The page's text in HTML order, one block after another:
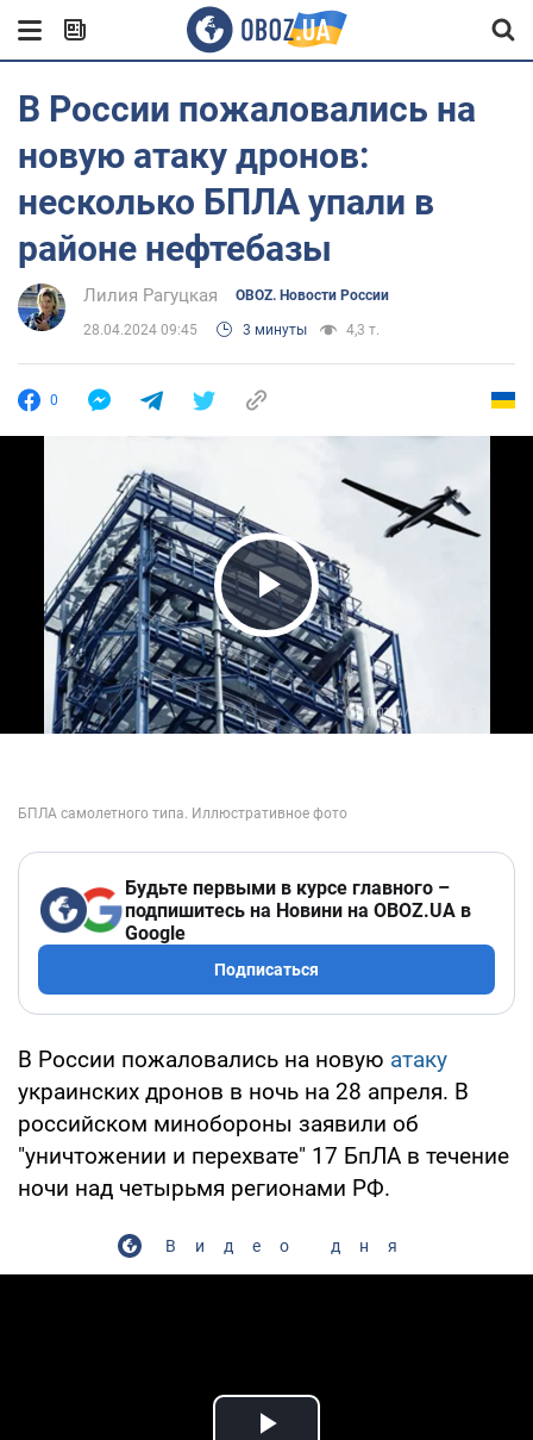
В России пожаловались на
новую атаку дронов:
несколько БПЛА упали в
районе нефтебазы
Лилия Рагуцкая OBOZ. Новости России
28.04.2024 09:45 3 минуты 4,3 т.
0
Play Video
Будьте первыми в курсе главного –
подпишитесь на Новини на OBOZ.UA в
Google
Подписаться
В России пожаловались на новую атаку
украинских дронов в ночь на 28 апреля. В
российском минобороны заявили об
"уничтожении и перехвате" 17 БпЛА в течение
ночи над четырьмя регионами РФ.
Видео дня